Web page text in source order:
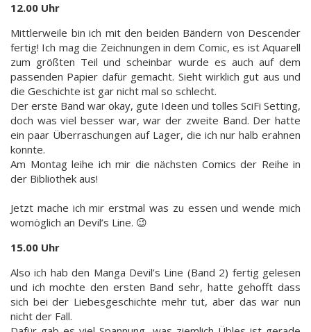
12.00 Uhr
Mittlerweile bin ich mit den beiden Bändern von Descender
fertig! Ich mag die Zeichnungen in dem Comic, es ist Aquarell
zum größten Teil und scheinbar wurde es auch auf dem
passenden Papier dafür gemacht. Sieht wirklich gut aus und
die Geschichte ist gar nicht mal so schlecht.
Der erste Band war okay, gute Ideen und tolles SciFi Setting,
doch was viel besser war, war der zweite Band. Der hatte
ein paar Überraschungen auf Lager, die ich nur halb erahnen
konnte.
Am Montag leihe ich mir die nächsten Comics der Reihe in
der Bibliothek aus!
Jetzt mache ich mir erstmal was zu essen und wende mich
womöglich an Devil’s Line. 😉
15.00 Uhr
Also ich hab den Manga Devil’s Line (Band 2) fertig gelesen
und ich mochte den ersten Band sehr, hatte gehofft dass
sich bei der Liebesgeschichte mehr tut, aber das war nun
nicht der Fall.